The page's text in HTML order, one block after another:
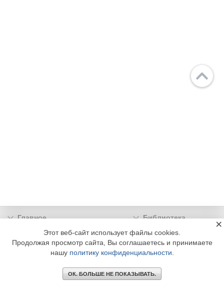
Главное
Библиотека
Подписка
Реклама
Информация
© 2002 - 2026 OOO Издательский дом «МЕДИА ТЕХНОЛОДЖИ» +7 (495) 665-00-
Этот веб-сайт использует файлы cookies.
Продолжая просмотр сайта, Вы соглашаетесь и принимаете
нашу политику конфиденциальности
ОК. БОЛЬШЕ НЕ ПОКАЗЫВАТЬ.
×